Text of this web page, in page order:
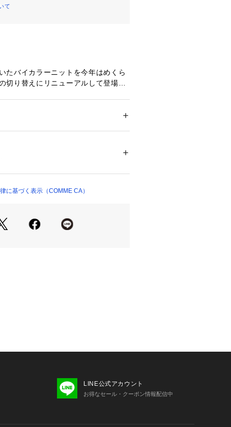
て
たバイカラーニットを今年はめくら
切り替えにリニューアルして登場で
シンプルながらこなれ感のありま
きれいな目面が特長です。
たオーバーサイズのゆったりシルエ
仕様でクリーンでシャープな印象
られているので適度に膨らみのある
ップ）
に基づく表示（COMME CA）
LINE公式アカウント
お得なセール・クーポン情報配信中